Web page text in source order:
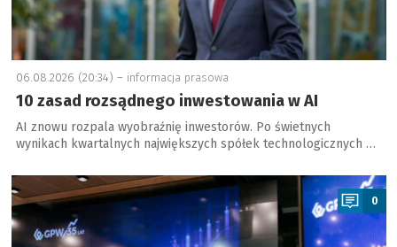
06.08.2026 (20:34) – informacja prasowa
10 zasad rozsądnego inwestowania w AI
AI znowu rozpala wyobraźnię inwestorów. Po świetnych
wynikach kwartalnych największych spółek technologicznych …
a
0